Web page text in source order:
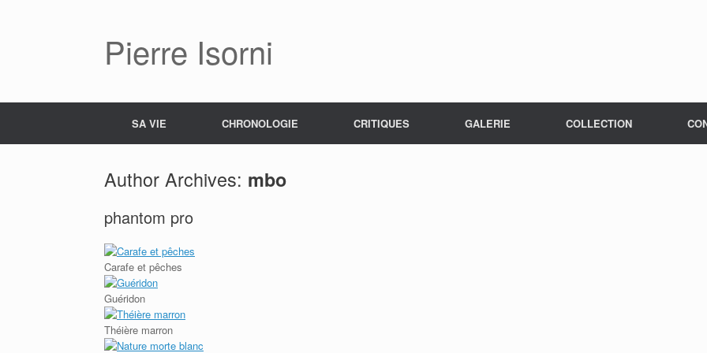
Pierre Isorni
SA VIE CHRONOLOGIE CRITIQUES GALERIE COLLECTION
Author Archives: mbo
phantom pro
Carafe et pêches
Guéridon
Théière marron